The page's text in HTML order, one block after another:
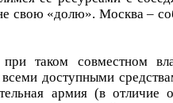
свою «долю». Москва –
таком совместном
доступными
армия (в отличие